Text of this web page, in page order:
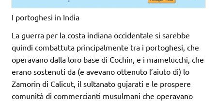
I portoghesi in India
La guerra per la costa indiana occidentale si sarebbe
quindi combattuta principalmente tra i portoghesi, che
operavano dalla loro base di Cochin, e i mamelucchi, che
erano sostenuti da (e avevano ottenuto l’aiuto di) lo
Zamorin di Calicut, il sultanato gujarati e le prospere
comunità di commercianti musulmani che operavano